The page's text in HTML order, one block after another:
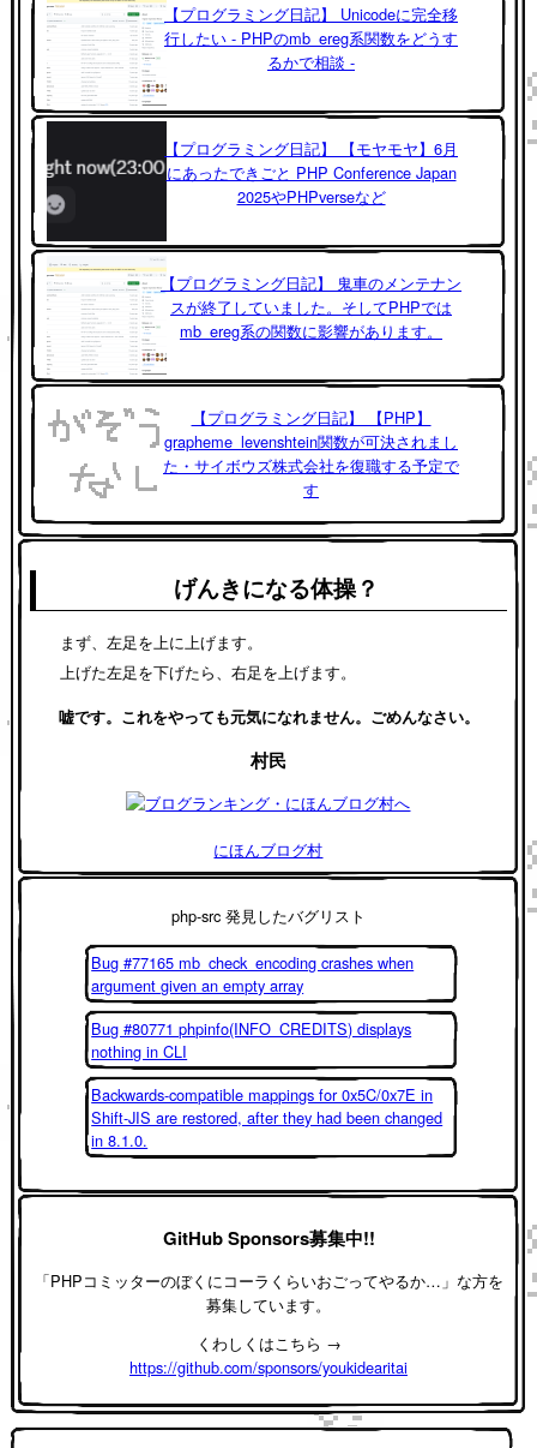
【プログラミング日記】 Unicodeに完全移
行したい - PHPのmb_ereg系関数をどうす
るかで相談 -
【プログラミング日記】 【モヤモヤ】6月
にあったできごと PHP Conference Japan
2025やPHPverseなど
【プログラミング日記】 鬼車のメンテナン
スが終了していました。そしてPHPでは
mb_ereg系の関数に影響があります。
【プログラミング日記】 【PHP】
grapheme_levenshtein関数が可決されまし
た・サイボウズ株式会社を復職する予定で
す
げんきになる体操？
まず、左足を上に上げます。
上げた左足を下げたら、右足を上げます。
嘘です。これをやっても元気になれません。ごめんなさい。
村民
にほんブログ村
php-src 発見したバグリスト
Bug #77165 mb_check_encoding crashes when
argument given an empty array
Bug #80771 phpinfo(INFO_CREDITS) displays
nothing in CLI
Backwards-compatible mappings for 0x5C/0x7E in
Shift-JIS are restored, after they had been changed
in 8.1.0.
GitHub Sponsors募集中!!
「PHPコミッターのぼくにコーラくらいおごってやるか…」な方を
募集しています。
くわしくはこちら →
https://github.com/sponsors/youkidearitai